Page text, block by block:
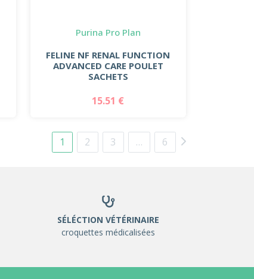
Purina Pro Plan
FELINE NF RENAL FUNCTION
ADVANCED CARE POULET
SACHETS
15.51 €
1 2 3 … 6
SÉLÉCTION VÉTÉRINAIRE
croquettes médicalisées